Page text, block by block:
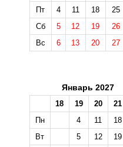
Пт
4 11 18
25
Сб
5 12 19
26
Вс
6 13 20 27
Январь 2027
18 19 20 21
Пн
4 11 18
Вт
5 12 19